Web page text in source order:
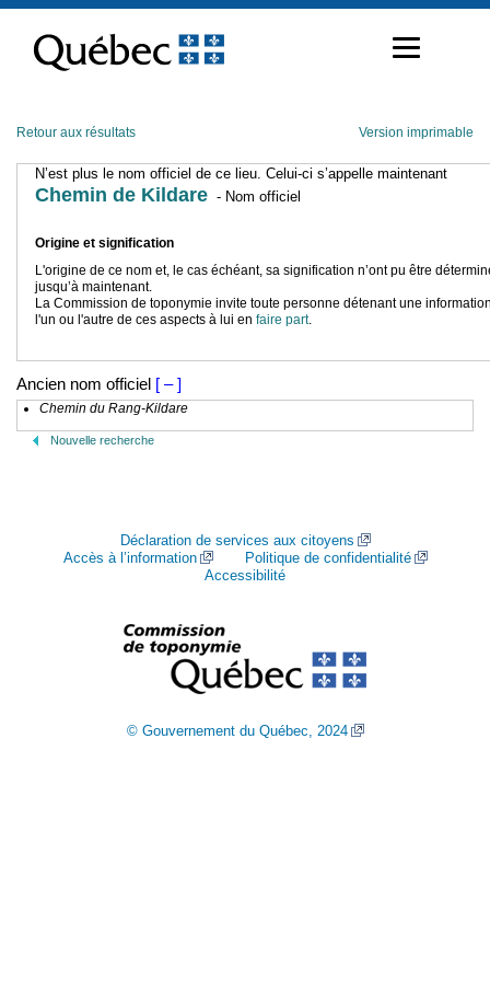
contenu
Retour aux résultats Version imprimable
N’est plus le nom officiel de ce lieu. Celui-ci s’appelle maintenant
Chemin de Kildare - Nom officiel
Origine et signification
L'origine de ce nom et, le cas échéant, sa signification n’ont pu être
jusqu’à maintenant.
La Commission de toponymie invite toute personne détenant une
l'un ou l'autre de ces aspects à lui en faire part.
Ancien nom officiel [ – ]
Chemin du Rang-Kildare
Nouvelle recherche
Déclaration de services aux citoyens
Accès à l’information
Politique de confidentialité
Accessibilité
© Gouvernement du Québec, 2024